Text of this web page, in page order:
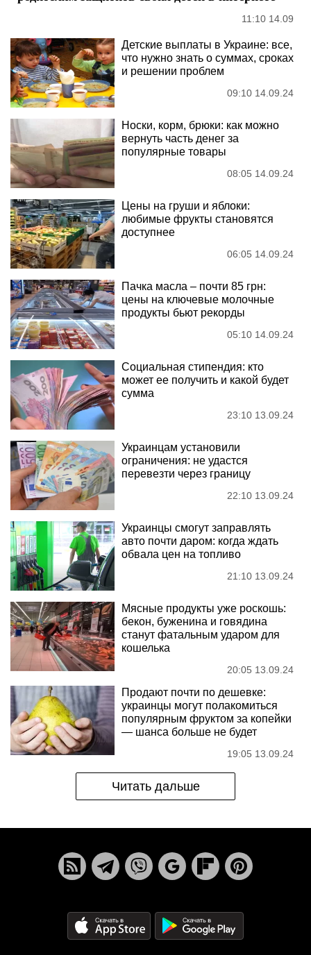
11:10 14.09
Детские выплаты в Украине: все,
что нужно знать о суммах, сроках
и решении проблем
09:10 14.09.24
Носки, корм, брюки: как можно
вернуть часть денег за
популярные товары
08:05 14.09.24
Цены на груши и яблоки:
любимые фрукты становятся
доступнее
06:05 14.09.24
Пачка масла – почти 85 грн:
цены на ключевые молочные
продукты бьют рекорды
05:10 14.09.24
Социальная стипендия: кто
может ее получить и какой будет
сумма
23:10 13.09.24
Украинцам установили
ограничения: не удастся
перевезти через границу
22:10 13.09.24
Украинцы смогут заправлять
авто почти даром: когда ждать
обвала цен на топливо
21:10 13.09.24
Мясные продукты уже роскошь:
бекон, буженина и говядина
станут фатальным ударом для
кошелька
20:05 13.09.24
Продают почти по дешевке:
украинцы могут полакомиться
популярным фруктом за копейки
— шанса больше не будет
19:05 13.09.24
Читать дальше